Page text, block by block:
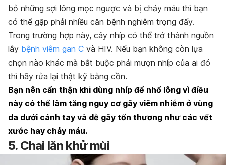
bỏ những sợi lông mọc ngược và bị chảy máu thì bạn
có thể gặp phải nhiều căn bệnh nghiêm trọng đấy.
Trong trường hợp này, cây nhíp có thể trở thành nguồn
lây bệnh viêm gan C và HIV. Nếu bạn không còn lựa
chọn nào khác mà bắt buộc phải mượn nhíp của ai đó
thì hãy rửa lại thật kỹ bằng cồn.
Bạn nên cẩn thận khi dùng nhíp để nhổ lông vì điều
này có thể làm tăng nguy cơ gây viêm nhiễm ở vùng
da dưới cánh tay và dễ gây tổn thương như các vết
xước hay chảy máu.
5. Chai lăn khử mùi